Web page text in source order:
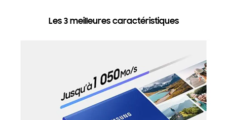
Les 3 meilleures caractéristiques